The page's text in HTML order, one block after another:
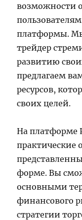
возможности
платформы.
трейдер
развитию
предлагаем
ресурсов,
своих целей.
На платформе
практические
форме. Вы
основными
финансового
стратегии